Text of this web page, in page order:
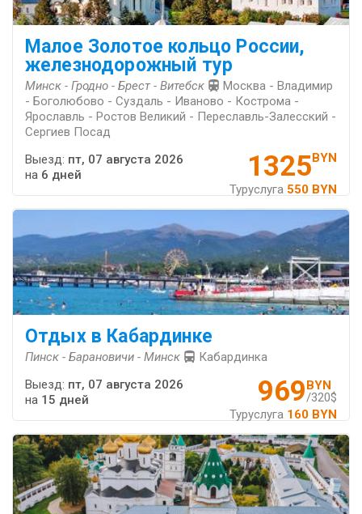
Малое Золотое кольцо России,
железнодорожный тур
Минск - Гродно - Брест - Витебск
Москва - Владимир
- Боголюбово - Суздаль - Иваново - Кострома -
Ярославль - Ростов Великий - Переславль-Залесский -
Сергиев Посад
1325BYN
Туруслуга 550 BYN
Выезд: пт, 07 августа 2026
на 6 дней
Отдых в Кабардинке
Пинск - Барановичи - Минск Кабардинка
969BYN
/320$
Туруслуга 160 BYN
Выезд: пт, 07 августа 2026
на 15 дней